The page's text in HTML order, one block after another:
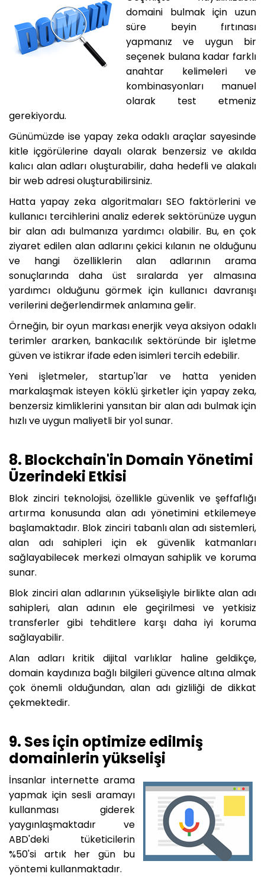
domaini bulmak için uzun
süre beyin fırtınası
yapmanız ve uygun bir
seçenek bulana kadar farklı
anahtar kelimeleri ve
kombinasyonları manuel
olarak test etmeniz
gerekiyordu.
Günümüzde ise yapay zeka odaklı araçlar sayesinde
kitle içgörülerine dayalı olarak benzersiz ve akılda
kalıcı alan adları oluşturabilir, daha hedefli ve alakalı
bir web adresi oluşturabilirsiniz.
Hatta yapay zeka algoritmaları SEO faktörlerini ve
kullanıcı tercihlerini analiz ederek sektörünüze uygun
bir alan adı bulmanıza yardımcı olabilir. Bu, en çok
ziyaret edilen alan adlarını çekici kılanın ne olduğunu
ve hangi özelliklerin alan adlarının arama
sonuçlarında daha üst sıralarda yer almasına
yardımcı olduğunu görmek için kullanıcı davranışı
verilerini değerlendirmek anlamına gelir.
Örneğin, bir oyun markası enerjik veya aksiyon odaklı
terimler ararken, bankacılık sektöründe bir işletme
güven ve istikrar ifade eden isimleri tercih edebilir.
Yeni işletmeler, startup'lar ve hatta yeniden
markalaşmak isteyen köklü şirketler için yapay zeka,
benzersiz kimliklerini yansıtan bir alan adı bulmak için
hızlı ve uygun maliyetli bir yol sunar.
8. Blockchain'in Domain Yönetimi
Üzerindeki Etkisi
Blok zinciri teknolojisi, özellikle güvenlik ve şeffaflığı
artırma konusunda alan adı yönetimini etkilemeye
başlamaktadır. Blok zinciri tabanlı alan adı sistemleri,
alan adı sahipleri için ek güvenlik katmanları
sağlayabilecek merkezi olmayan sahiplik ve koruma
sunar.
Blok zinciri alan adlarının yükselişiyle birlikte alan adı
sahipleri, alan adının ele geçirilmesi ve yetkisiz
transferler gibi tehditlere karşı daha iyi koruma
sağlayabilir.
Alan adları kritik dijital varlıklar haline geldikçe,
domain kaydınıza bağlı bilgileri güvence altına almak
çok önemli olduğundan, alan adı gizliliği de dikkat
çekmektedir.
9. Ses için optimize edilmiş
domainlerin yükselişi
İnsanlar internette arama
yapmak için sesli aramayı
kullanması giderek
yaygınlaşmaktadır ve
ABD'deki tüketicilerin
%50'si artık her gün bu
yöntemi kullanmaktadır.